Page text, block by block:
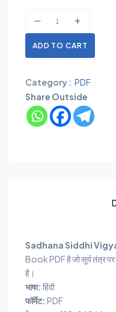
ADD TO CART
Category : PDF
Share Outside
Sadhana Siddhi
Book PDF है जो सूर्य तंत्र पर
है।
भाषा: हिंदी
फॉर्मेट: PDF